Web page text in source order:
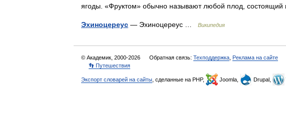
ягоды. «Фруктом» обычно называют любой плод,
Эхиноцереус — Эхиноцереус … Википедия
© Академик, 2000-2026 Обратная связь: Техподдержка Реклама на сайте
👣 Путешествия
Экспорт словарей на сайты , сделанные на PHP, Joomla, Drupal,